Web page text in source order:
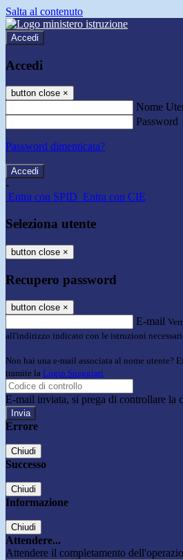
Salta al contenuto
Accedi
Accedi
button close ×
Nome
Password
Password dimenticata?
-
Entra con SPID Entra con CIE
Seleziona utente
button close ×
Recupero password
button close ×
E-mail
all'indirizzo indicato con le istruzioni
Non hai una e-mail associata al nome utente?
tramite la Login Spaggiari
E-mail inviata, si prega di controllare la
Errore
Chiudi
Successo
Chiudi
Informazione
Chiudi
Attendere...
Attendere il completamento